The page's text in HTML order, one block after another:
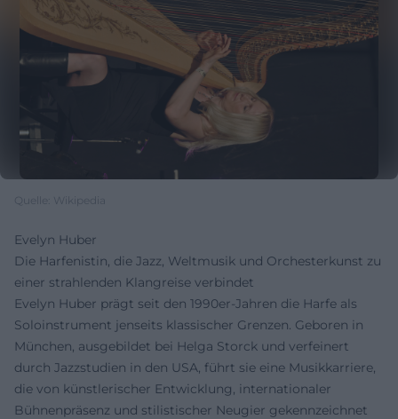
Quelle: Wikipedia
Evelyn Huber
Die Harfenistin, die Jazz, Weltmusik und Orchesterkunst zu
einer strahlenden Klangreise verbindet
Evelyn Huber prägt seit den 1990er-Jahren die Harfe als
Soloinstrument jenseits klassischer Grenzen. Geboren in
München, ausgebildet bei Helga Storck und verfeinert
durch Jazzstudien in den USA, führt sie eine Musikkarriere,
die von künstlerischer Entwicklung, internationaler
Bühnenpräsenz und stilistischer Neugier gekennzeichnet